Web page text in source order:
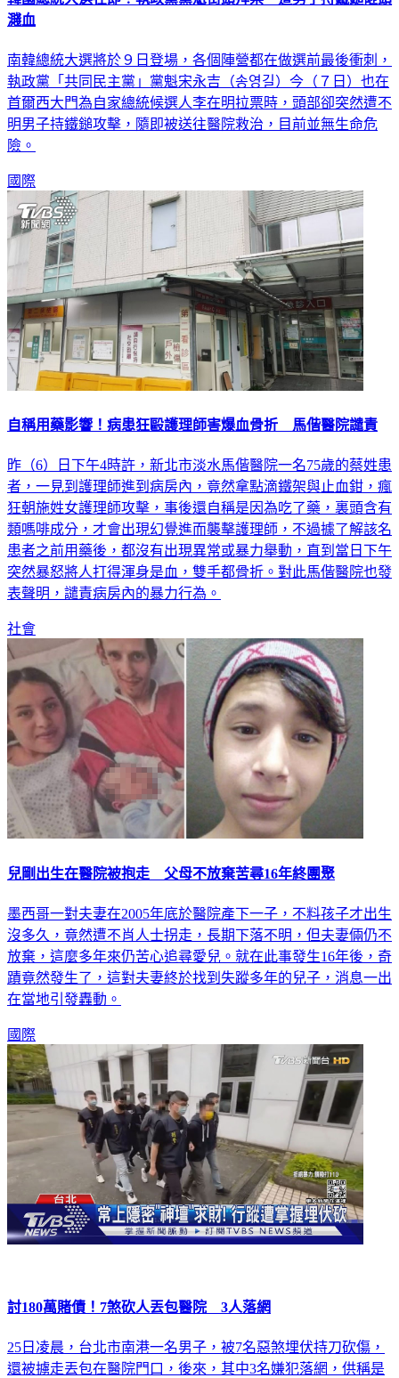
濺血
南韓總統大選將於９日登場，各個陣營都在做選前最後衝刺，
執政黨「共同民主黨」黨魁宋永吉（송영길）今（７日）也在
首爾西大門為自家總統候選人李在明拉票時，頭部卻突然遭不
明男子持鐵鎚攻擊，隨即被送往醫院救治，目前並無生命危
險。
國際
自稱用藥影響！病患狂毆護理師害爆血骨折 馬偕醫院譴責
昨（6）日下午4時許，新北市淡水馬偕醫院一名75歲的蔡姓患
者，一見到護理師進到病房內，竟然拿點滴鐵架與止血鉗，瘋
狂朝施姓女護理師攻擊，事後還自稱是因為吃了藥，裏頭含有
類嗎啡成分，才會出現幻覺進而襲擊護理師，不過據了解該名
患者之前用藥後，都沒有出現異常或暴力舉動，直到當日下午
突然暴怒將人打得渾身是血，雙手都骨折。對此馬偕醫院也發
表聲明，譴責病房內的暴力行為。
社會
兒剛出生在醫院被抱走 父母不放棄苦尋16年終團聚
墨西哥一對夫妻在2005年底於醫院產下一子，不料孩子才出生
沒多久，竟然遭不肖人士拐走，長期下落不明，但夫妻倆仍不
放棄，這麼多年來仍苦心追尋愛兒。就在此事發生16年後，奇
蹟竟然發生了，這對夫妻終於找到失蹤多年的兒子，消息一出
在當地引發轟動。
國際
討180萬賭債！7煞砍人丟包醫院 3人落網
25日凌晨，台北市南港一名男子，被7名惡煞埋伏持刀砍傷，
還被擄走丟包在醫院門口，後來，其中3名嫌犯落網，供稱是